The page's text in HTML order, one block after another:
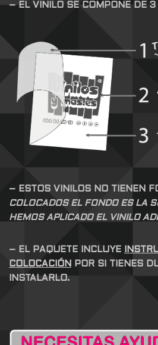
– EL VINILO SE COMPONE DE 3
– ESTOS VINILOS NO TIENEN
COLOCADOS EL FONDO ES LA
HEMOS APLICADO EL VINILO
– EL PAQUETE INCLUYE
COLOCACIÓN
POR SI TIENES
INSTALARLO.